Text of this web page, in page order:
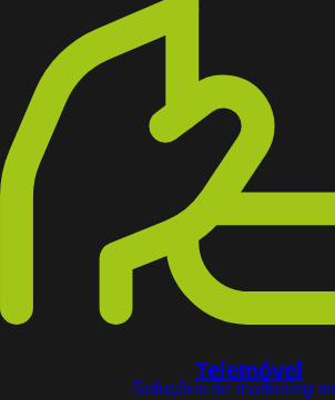
Telemóvel
Soluções de marketing